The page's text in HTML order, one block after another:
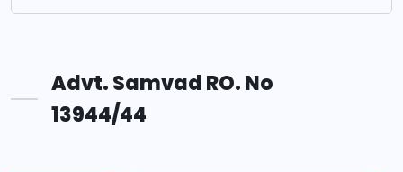
Advt. Samvad RO. No
13944/44